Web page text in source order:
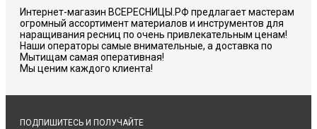
Интернет-магазин ВСЕРЕСНИЦЫ.РФ предлагает мастерам
огромный ассортимент материалов и инструментов для
наращивания ресниц по очень привлекательным ценам!
Наши операторы самые внимательные, а доставка по
Мытищам самая оперативная!
Мы ценим каждого клиента!
ПОДПИШИТЕСЬ И ПОЛУЧАЙТЕ